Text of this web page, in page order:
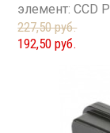
элемент: CCD
227,50 руб.
192,50 руб.